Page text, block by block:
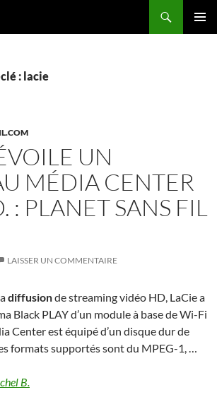
: lacie
UN
MÉDIA CENTER
PLANET SANS FIL
LAISSER UN COMMENTAIRE
diffusionde streaming vidéo HD, LaCie a
Black PLAY d’un module à base de Wi-Fi
Center est équipé d’un disque dur de
formats supportés sont du MPEG-1, …
B.